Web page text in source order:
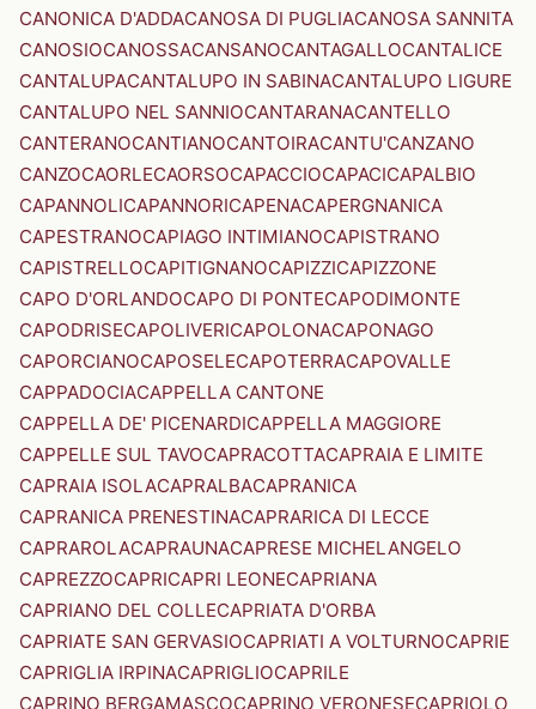
CANONICA D'ADDACANOSA DI PUGLIACANOSA SANNITA
CANOSIOCANOSSACANSANOCANTAGALLOCANTALICE
CANTALUPACANTALUPO IN SABINACANTALUPO LIGURE
CANTALUPO NEL SANNIOCANTARANACANTELLO
CANTERANOCANTIANOCANTOIRACANTU'CANZANO
CANZOCAORLECAORSOCAPACCIOCAPACICAPALBIO
CAPANNOLICAPANNORICAPENACAPERGNANICA
CAPESTRANOCAPIAGO INTIMIANOCAPISTRANO
CAPISTRELLOCAPITIGNANOCAPIZZICAPIZZONE
CAPO D'ORLANDOCAPO DI PONTECAPODIMONTE
CAPODRISECAPOLIVERICAPOLONACAPONAGO
CAPORCIANOCAPOSELECAPOTERRACAPOVALLE
CAPPADOCIACAPPELLA CANTONE
CAPPELLA DE' PICENARDICAPPELLA MAGGIORE
CAPPELLE SUL TAVOCAPRACOTTACAPRAIA E LIMITE
CAPRAIA ISOLACAPRALBACAPRANICA
CAPRANICA PRENESTINACAPRARICA DI LECCE
CAPRAROLACAPRAUNACAPRESE MICHELANGELO
CAPREZZOCAPRICAPRI LEONECAPRIANA
CAPRIANO DEL COLLECAPRIATA D'ORBA
CAPRIATE SAN GERVASIOCAPRIATI A VOLTURNOCAPRIE
CAPRIGLIA IRPINACAPRIGLIOCAPRILE
CAPRINO BERGAMASCOCAPRINO VERONESECAPRIOLO